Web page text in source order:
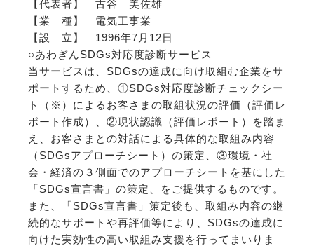
【代表者】 古谷 美佐雄
【業 種】 電気工事業
【設 立】 1996年7月12日
○あわぎんSDGs対応度診断サービス
当サービスは、SDGsの達成に向け取組む企業をサ
ポートするため、①SDGs対応度診断チェックシー
ト（※）によるお客さまの取組状況の評価（評価レ
ポート作成）、②現状認識（評価レポート）を踏ま
え、お客さまとの対話による具体的な取組み内容
（SDGsアプローチシート）の策定、③環境・社
会・経済の３側面でのアプローチシートを基にした
「SDGs宣言書」の策定、をご提供するものです。
また、「SDGs宣言書」策定後も、取組み内容の継
続的なサポートや再評価等により、SDGsの達成に
向けた実効性の高い取組み支援を行ってまいりま